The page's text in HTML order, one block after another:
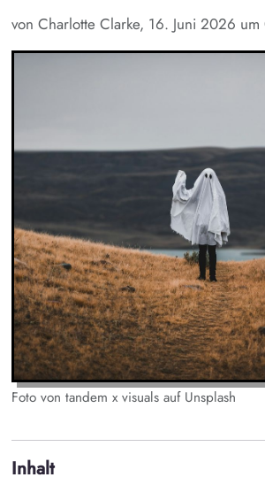
von Charlotte Clarke, 16. Juni 2026
Foto von tandem x visuals auf Unsplash
Inhalt